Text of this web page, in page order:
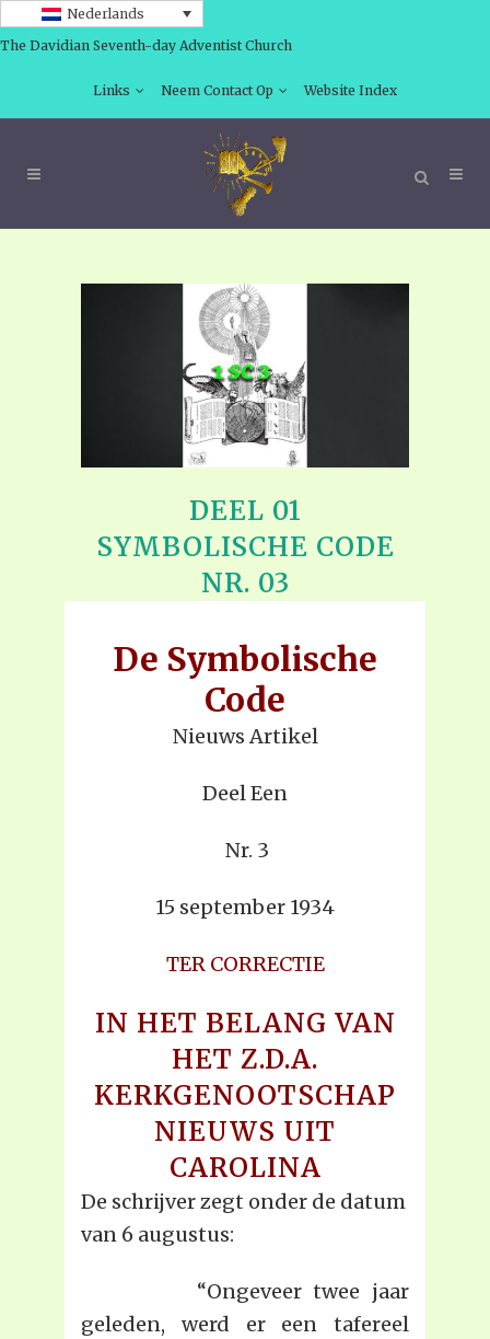
Nederlands
The Davidian Seventh-day Adventist Church
Links Neem Contact Op Website Index
DEEL 01
SYMBOLISCHE CODE
NR. 03
De Symbolische
Code
Nieuws Artikel
Deel Een
Nr. 3
15 september 1934
TER CORRECTIE
IN HET BELANG VAN
HET Z.D.A.
KERKGENOOTSCHAP
NIEUWS UIT
CAROLINA
De schrijver zegt onder de datum
van 6 augustus:
“Ongeveer twee jaar
geleden, werd er een tafereel